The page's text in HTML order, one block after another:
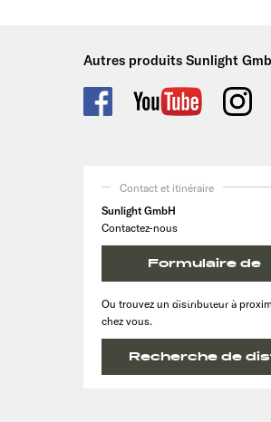
Autres produits Sunlight
Contact et itinéraire
Sunlight GmbH
Contactez-nous
Formulaire de
contact
Ou trouvez un distributeur à
chez vous.
Recherche de